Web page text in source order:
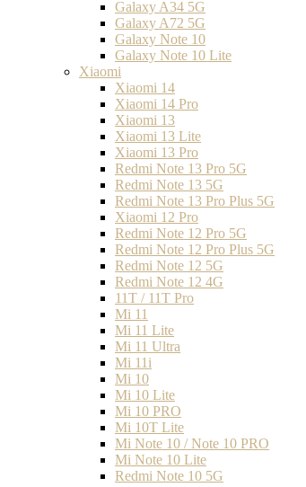
Galaxy A34 5G
Galaxy A72 5G
Galaxy Note 10
Galaxy Note 10 Lite
Xiaomi
Xiaomi 14
Xiaomi 14 Pro
Xiaomi 13
Xiaomi 13 Lite
Xiaomi 13 Pro
Redmi Note 13 Pro 5G
Redmi Note 13 5G
Redmi Note 13 Pro Plus 5G
Xiaomi 12 Pro
Redmi Note 12 Pro 5G
Redmi Note 12 Pro Plus 5G
Redmi Note 12 5G
Redmi Note 12 4G
11T / 11T Pro
Mi 11
Mi 11 Lite
Mi 11 Ultra
Mi 11i
Mi 10
Mi 10 Lite
Mi 10 PRO
Mi 10T Lite
Mi Note 10 / Note 10 PRO
Mi Note 10 Lite
Redmi Note 10 5G